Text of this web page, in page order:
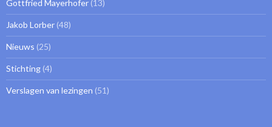
Gottfried Mayerhofer (13)
Jakob Lorber (48)
Nieuws (25)
Stichting (4)
Verslagen van lezingen (51)